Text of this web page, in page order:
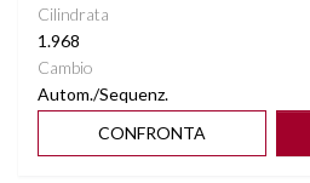
Cilindrata
1.968
Cambio
Autom./Sequenz.
CONFRONTA